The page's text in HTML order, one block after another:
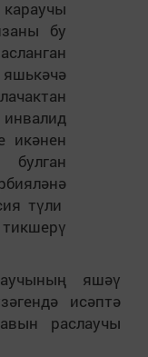
бу
әчә
икәнен
булган
әнә
түли
ү
яшәү
исәптә
раслаучы